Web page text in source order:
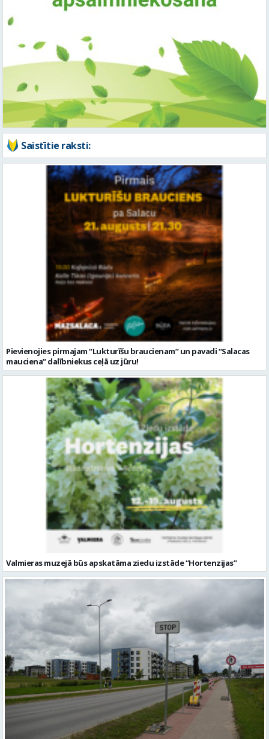
Saistītie raksti:
Pievienojies pirmajam “Lukturīšu braucienam” un pavadi “Salacas
mauciena” dalībniekus ceļā uz jūru!
Valmieras muzejā būs apskatāma ziedu izstāde “Hortenzijas”